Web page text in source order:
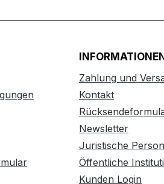
INFORMATIONEN
Zahlung und
Kontakt
Newsletter
Juristische Person
Öffentliche
Kunden Login